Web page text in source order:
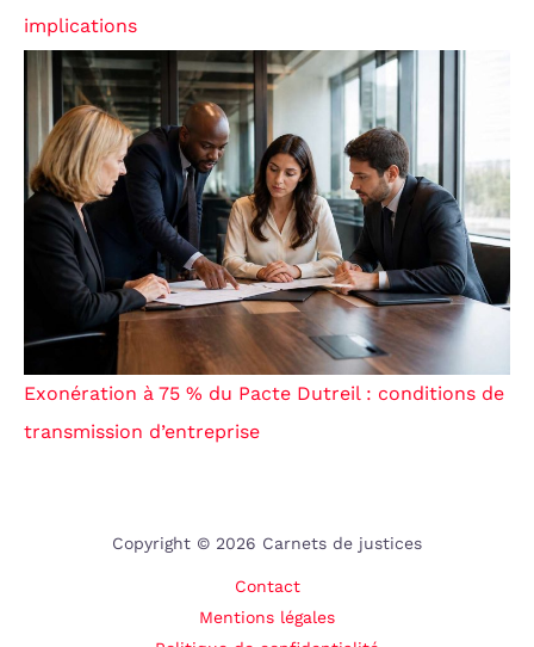
implications
Exonération à 75 % du Pacte Dutreil : conditions de
transmission d’entreprise
Copyright © 2026 Carnets de justices
Contact
Mentions légales